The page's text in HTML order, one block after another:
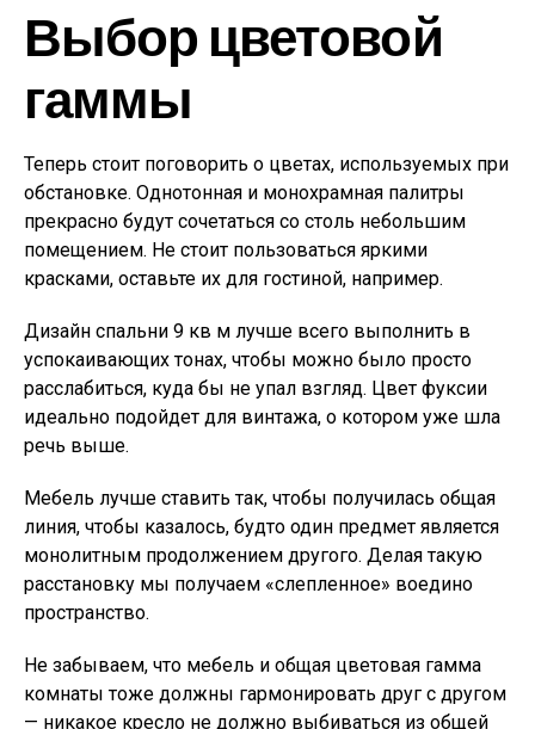
Выбор цветовой
гаммы
Теперь стоит поговорить о цветах, используемых при
обстановке. Однотонная и монохрамная палитры
прекрасно будут сочетаться со столь небольшим
помещением. Не стоит пользоваться яркими
красками, оставьте их для гостиной, например.
Дизайн спальни 9 кв м лучше всего выполнить в
успокаивающих тонах, чтобы можно было просто
расслабиться, куда бы не упал взгляд. Цвет фуксии
идеально подойдет для винтажа, о котором уже шла
речь выше.
Мебель лучше ставить так, чтобы получилась общая
линия, чтобы казалось, будто один предмет является
монолитным продолжением другого. Делая такую
расстановку мы получаем «слепленное» воедино
пространство.
Не забываем, что мебель и общая цветовая гамма
комнаты тоже должны гармонировать друг с другом
— никакое кресло не должно выбиваться из общей